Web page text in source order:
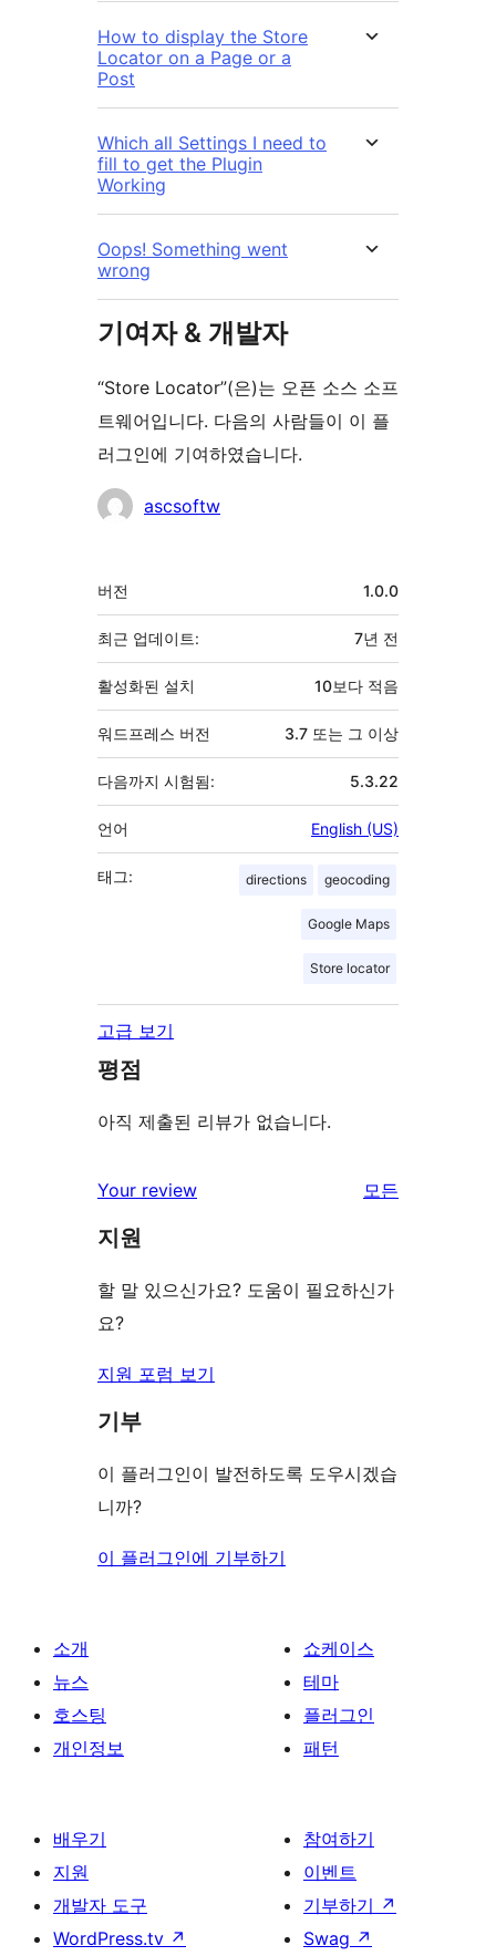
How to display the Store
Locator on a Page or a
Post
Which all Settings I need to
fill to get the Plugin
Working
Oops! Something went
wrong
기여자 & 개발자
“Store Locator”(은)는 오픈 소스 소프
트웨어입니다. 다음의 사람들이 이 플
러그인에 기여하였습니다.
기
ascsoftw
기
초
버전 1.0.0
최근 업데이트: 7년 전
활성화된 설치 10보다 적음
워드프레스 버전 3.7 또는 그 이상
다음까지 시험됨: 5.3.22
언어 English (US)
태그: directions geocoding
Google Maps
Store locator
고급 보기
평점
아직 제출된 리뷰가 없습니다.
Your review
모든
보
지원
할 말 있으신가요? 도움이 필요하신가
요?
지원 포럼 보기
기부
이 플러그인이 발전하도록 도우시겠습
니까?
이 플러그인에 기부하기
소개
뉴스
호스팅
개인정보
쇼케이스
테마
플러그인
패턴
배우기
지원
개발자 도구
WordPress.tv ↗
참여하기
이벤트
기부하기 ↗
Swag ↗